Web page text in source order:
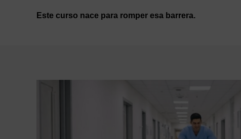
Este curso nace para romper esa barrera.